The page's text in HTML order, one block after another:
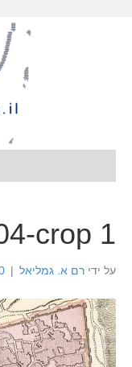
crop 1
על ידירם א. גמליאל|
0